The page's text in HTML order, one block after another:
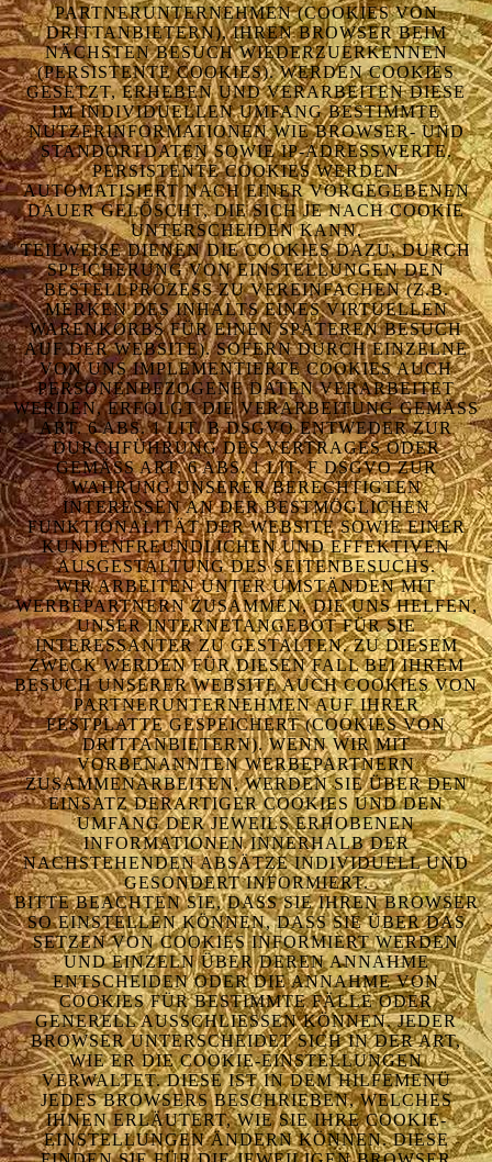
ARTNERUNTERNEHMEN (COOKIES VON D
RITTANBIETERN), IHREN BROWSER BEIM N
ÄCHSTEN BESUCH WIEDERZUERKENNEN (
PERSISTENTE COOKIES). WERDEN COOKIES G
ESETZT, ERHEBEN UND VERARBEITEN DIESE I
M INDIVIDUELLEN UMFANG BESTIMMTE N
UTZERINFORMATIONEN WIE BROWSER- UND S
TANDORTDATEN SOWIE IP-ADRESSWERTE. P
ERSISTENTE COOKIES WERDEN A
UTOMATISIERT NACH EINER VORGEGEBENEN D
AUER GELÖSCHT, DIE SICH JE NACH COOKIE U
NTERSCHEIDEN KANN.
TEILWEISE DIENEN DIE COOKIES DAZU, DURCH
SPEICHERUNG VON EINSTELLUNGEN DEN
BESTELLPROZESS ZU VEREINFACHEN (Z.B.
MERKEN DES INHALTS EINES VIRTUELLEN
WARENKORBS FÜR EINEN SPÄTEREN BESUCH
AUF DER WEBSITE). SOFERN DURCH EINZELNE
VON UNS IMPLEMENTIERTE COOKIES AUCH
PERSONENBEZOGENE DATEN VERARBEITET
WERDEN, ERFOLGT DIE VERARBEITUNG GEMÄSS A
RT. 6 ABS. 1 LIT. B DSGVO ENTWEDER ZUR D
URCHFÜHRUNG DES VERTRAGES ODER G
EMÄSS ART. 6 ABS. 1 LIT. F DSGVO ZUR WA
HRUNG UNSERER BERECHTIGTEN IN
TERESSEN AN DER BESTMÖGLICHEN FU
NKTIONALITÄT DER WEBSITE SOWIE EINER KU
NDENFREUNDLICHEN UND EFFEKTIVEN AU
SGESTALTUNG DES SEITENBESUCHS.
WIR ARBEITEN UNTER UMSTÄNDEN MIT
WERBEPARTNERN ZUSAMMEN, DIE UNS HELFEN,
UNSER INTERNETANGEBOT FÜR SIE
INTERESSANTER ZU GESTALTEN. ZU DIESEM
ZWECK WERDEN FÜR DIESEN FALL BEI IHREM
BESUCH UNSERER WEBSITE AUCH COOKIES VON
PARTNERUNTERNEHMEN AUF IHRER
FESTPLATTE GESPEICHERT (COOKIES VON
DRITTANBIETERN). WENN WIR MIT
VORBENANNTEN WERBEPARTNERN
ZUSAMMENARBEITEN, WERDEN SIE ÜBER DEN
EINSATZ DERARTIGER COOKIES UND DEN
UMFANG DER JEWEILS ERHOBENEN
INFORMATIONEN INNERHALB DER
NACHSTEHENDEN ABSÄTZE INDIVIDUELL UND
GESONDERT INFORMIERT.
BITTE BEACHTEN SIE, DASS SIE IHREN BROWSER
SO EINSTELLEN KÖNNEN, DASS SIE ÜBER DAS
SETZEN VON COOKIES INFORMIERT WERDEN
UND EINZELN ÜBER DEREN ANNAHME
ENTSCHEIDEN ODER DIE ANNAHME VON
COOKIES FÜR BESTIMMTE FÄLLE ODER
GENERELL AUSSCHLIESSEN KÖNNEN. JEDER B
ROWSER UNTERSCHEIDET SICH IN DER ART, W
IE ER DIE COOKIE-EINSTELLUNGEN V
ERWALTET. DIESE IST IN DEM HILFEMENÜ J
EDES BROWSERS BESCHRIEBEN, WELCHES I
HNEN ERLÄUTERT, WIE SIE IHRE COOKIE-E
INSTELLUNGEN ÄNDERN KÖNNEN. DIESE F